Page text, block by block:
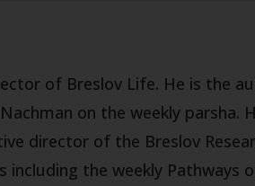
of Breslov Life. He is the
on the weekly parsha.
director of the Breslov
the weekly Pathways